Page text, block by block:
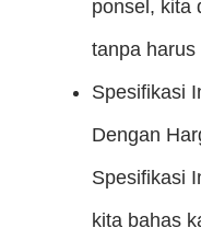
ponsel, kita
tanpa
Spesifikasi
Dengan
Spesifikasi
kita bahas